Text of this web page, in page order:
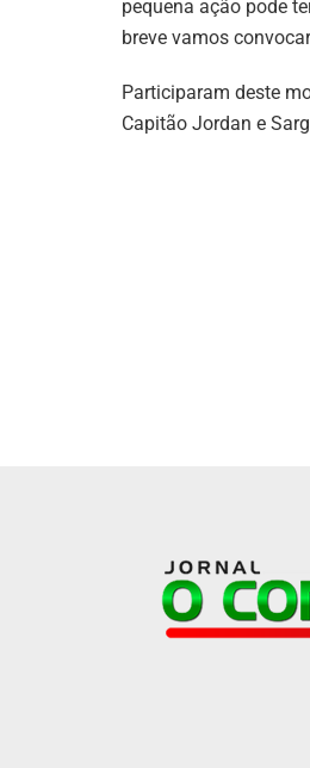
pequena ação pode
breve vamos
Participaram deste
Capitão Jordan e